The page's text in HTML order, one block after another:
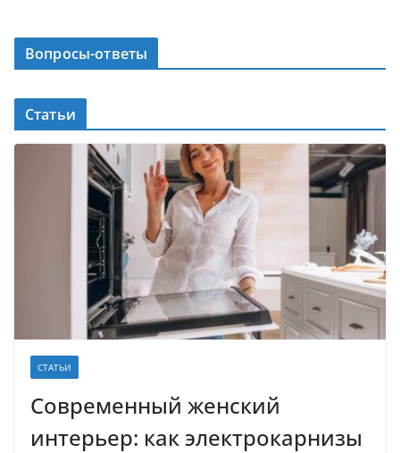
Вопросы-ответы
Статьи
СТАТЬИ
Современный женский
интерьер: как электрокарнизы